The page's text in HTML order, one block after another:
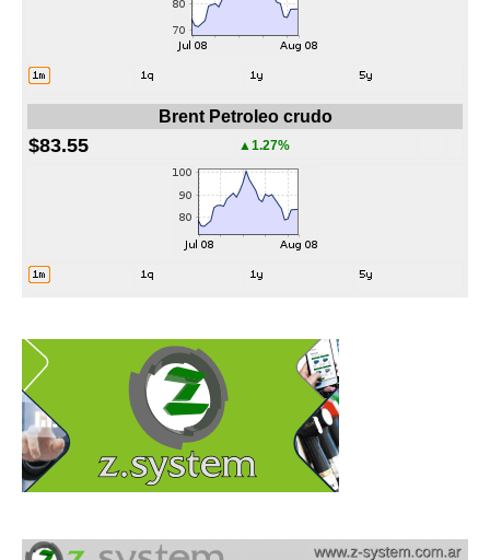
Brent Petroleo crudo
$83.55 ▲1.27%